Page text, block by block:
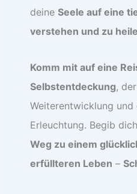
deine Seele auf eine
verstehen und zu
Komm mit auf eine
Selbstentdeckung,
Weiterentwicklung und
Erleuchtung. Begib
Weg zu einem
erfüllteren Leben –